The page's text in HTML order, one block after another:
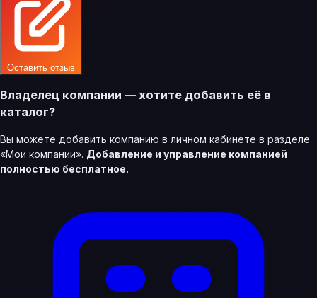
Оставить отзыв
Владелец компании — хотите добавить её в
каталог?
Вы можете добавить компанию в личном кабинете в разделе
«Мои компании». Добавление и управление компанией
полностью бесплатное.